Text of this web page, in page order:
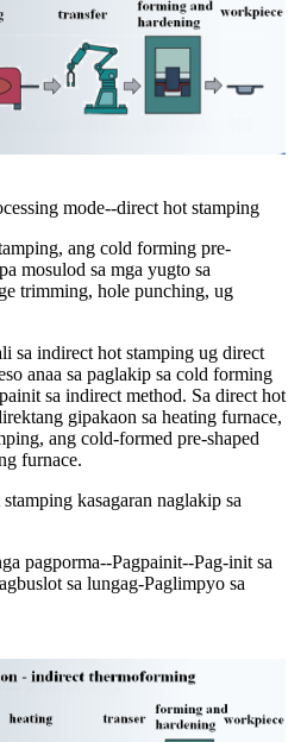
mode--direct hot stamping
ang cold forming pre-
mosulod sa mga yugto sa
trimming, hole punching, ug
sa indirect hot stamping ug direct
anaa sa paglakip sa cold forming
sa indirect method. Sa direct hot
gipakaon sa heating furnace,
ang cold-formed pre-shaped
furnace.
kasagaran naglakip sa
pagporma--Pagpainit--Pag-init sa
sa lungag-Paglimpyo sa